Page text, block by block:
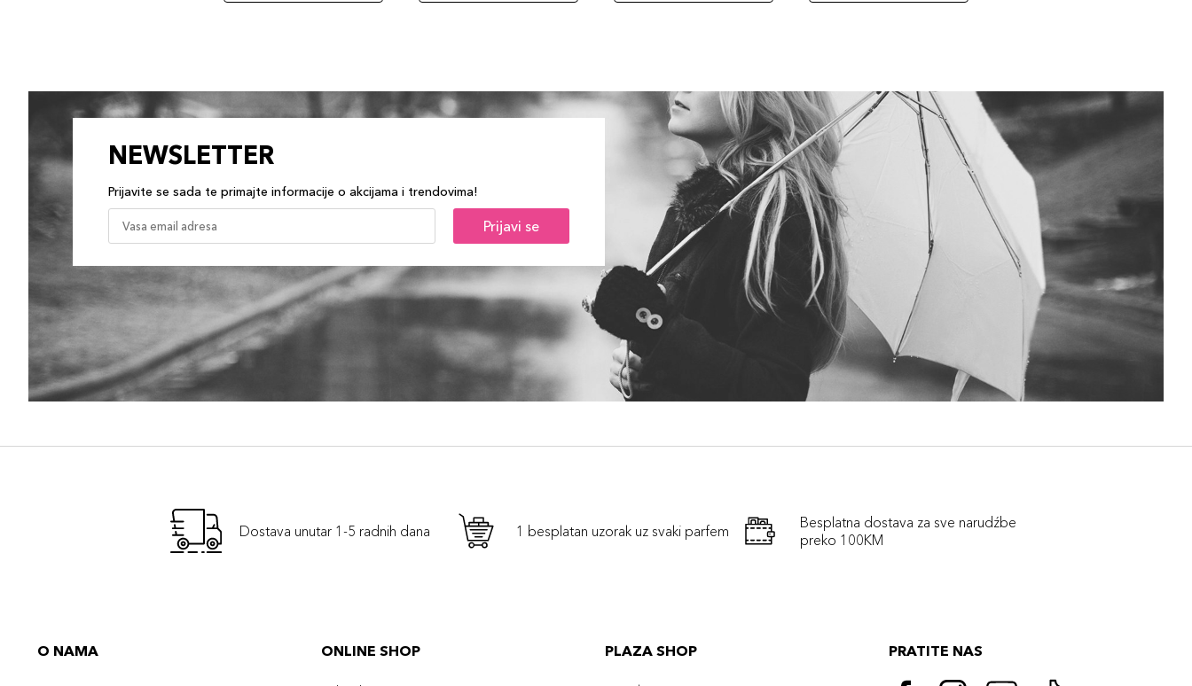
NEWSLETTER
Prijavite se sada te primajte informacije o akcijama i trendovima!
Prijavi se
Dostava unutar 1-5 radnih dana 1 besplatan uzorak uz svaki parfem
Besplatna dostava za sve narudźbe
preko 100KM
O NAMA ONLINE SHOP PLAZA SHOP PRATITE NAS